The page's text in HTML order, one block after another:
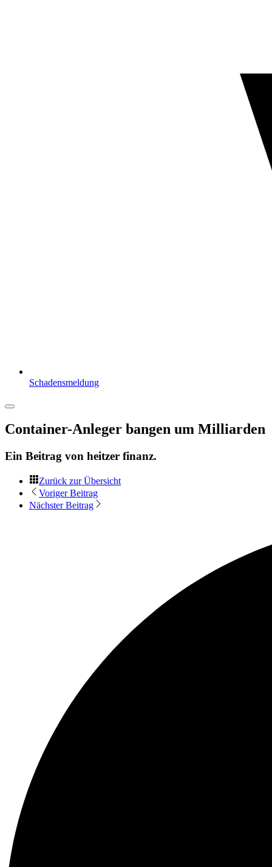
Schadensmeldung
Container-Anleger bangen um Milliarden
Ein Beitrag von heitzer finanz.
Zurück zur Übersicht
Voriger Beitrag
Nächster Beitrag